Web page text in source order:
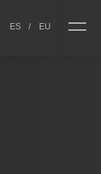
ES / EU